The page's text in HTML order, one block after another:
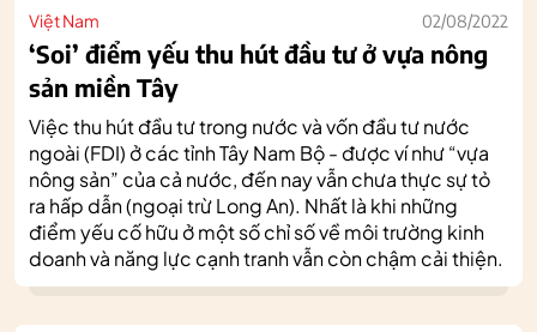
Việt Nam 02/08/2022
‘Soi’ điểm yếu thu hút đầu tư ở vựa nông
sản miền Tây
Việc thu hút đầu tư trong nước và vốn đầu tư nước
ngoài (FDI) ở các tỉnh Tây Nam Bộ - được ví như “vựa
nông sản” của cả nước, đến nay vẫn chưa thực sự tỏ
ra hấp dẫn (ngoại trừ Long An). Nhất là khi những
điểm yếu cố hữu ở một số chỉ số về môi trường kinh
doanh và năng lực cạnh tranh vẫn còn chậm cải thiện.